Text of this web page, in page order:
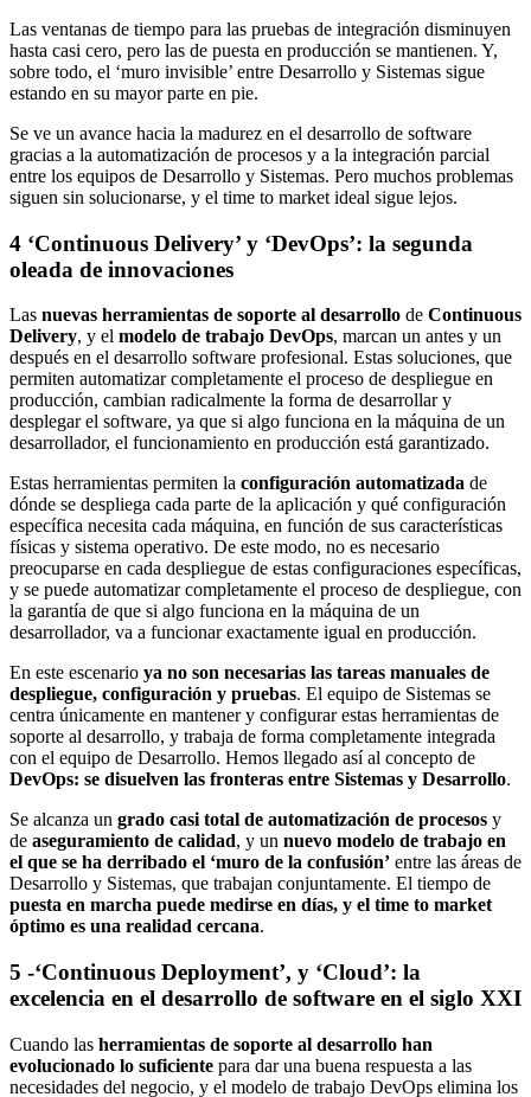
Las ventanas de tiempo para las pruebas de integración disminuyen
hasta casi cero, pero las de puesta en producción se mantienen. Y,
sobre todo, el ‘muro invisible’ entre Desarrollo y Sistemas sigue
estando en su mayor parte en pie.
Se ve un avance hacia la madurez en el desarrollo de software
gracias a la automatización de procesos y a la integración parcial
entre los equipos de Desarrollo y Sistemas. Pero muchos problemas
siguen sin solucionarse, y el time to market ideal sigue lejos.
4 ‘Continuous Delivery’ y ‘DevOps’: la segunda
oleada de innovaciones
Las nuevas herramientas de soporte al desarrollo de Continuous
Delivery, y el modelo de trabajo DevOps, marcan un antes y un
después en el desarrollo software profesional. Estas soluciones, que
permiten automatizar completamente el proceso de despliegue en
producción, cambian radicalmente la forma de desarrollar y
desplegar el software, ya que si algo funciona en la máquina de un
desarrollador, el funcionamiento en producción está garantizado.
Estas herramientas permiten la configuración automatizada de
dónde se despliega cada parte de la aplicación y qué configuración
específica necesita cada máquina, en función de sus características
físicas y sistema operativo. De este modo, no es necesario
preocuparse en cada despliegue de estas configuraciones específicas,
y se puede automatizar completamente el proceso de despliegue, con
la garantía de que si algo funciona en la máquina de un
desarrollador, va a funcionar exactamente igual en producción.
En este escenario ya no son necesarias las tareas manuales de
despliegue, configuración y pruebas. El equipo de Sistemas se
centra únicamente en mantener y configurar estas herramientas de
soporte al desarrollo, y trabaja de forma completamente integrada
con el equipo de Desarrollo. Hemos llegado así al concepto de
DevOps: se disuelven las fronteras entre Sistemas y Desarrollo.
Se alcanza un grado casi total de automatización de procesos y
de aseguramiento de calidad, y un nuevo modelo de trabajo en
el que se ha derribado el ‘muro de la confusión’ entre las áreas de
Desarrollo y Sistemas, que trabajan conjuntamente. El tiempo de
puesta en marcha puede medirse en días, y el time to market
óptimo es una realidad cercana.
5 -‘Continuous Deployment’, y ‘Cloud’: la
excelencia en el desarrollo de software en el siglo XXI
Cuando las herramientas de soporte al desarrollo han
evolucionado lo suficiente para dar una buena respuesta a las
necesidades del negocio, y el modelo de trabajo DevOps elimina los